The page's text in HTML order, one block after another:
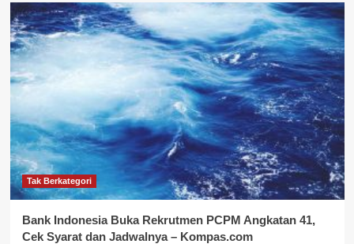
Tak Berkategori
Bank Indonesia Buka Rekrutmen PCPM Angkatan 41,
Cek Syarat dan Jadwalnya – Kompas.com